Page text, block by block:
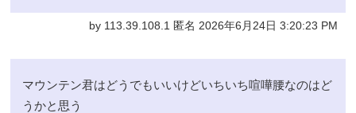
by 113.39.108.1 匿名 2026年6月24日 3:20:23 PM
マウンテン君はどうでもいいけどいちいち喧嘩腰なのはど
うかと思う